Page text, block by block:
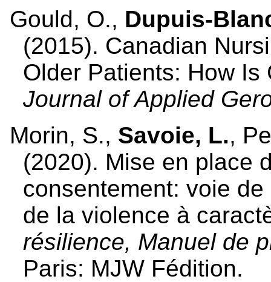
Gould, O., Dupuis-
(2015). Canadian
Older Patients: How
Journal of Applied
Morin, S., Savoie, L.,
(2020). Mise en place
consentement: voie
de la violence à
résilience, Manuel de
Paris: MJW Fédition.